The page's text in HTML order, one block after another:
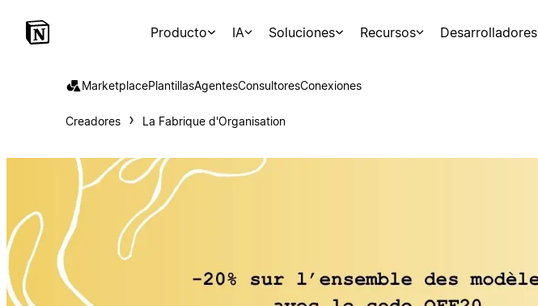
Producto IA Soluciones Recursos Desarrolladores
MarketplacePlantillasAgentesConsultoresConexiones
Creadores La Fabrique d'Organisation